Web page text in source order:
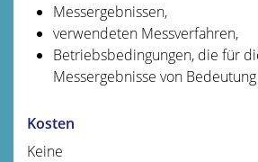
Messergebnissen,
verwendeten Messverfahren,
Betriebsbedingungen, die für
Messergebnisse von
Kosten
Keine